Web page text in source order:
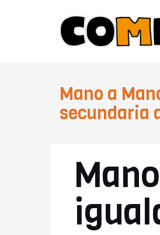
Mano a
secundaria